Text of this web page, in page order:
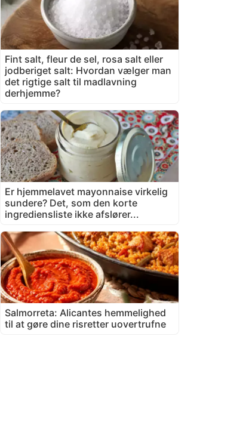
Fint salt, fleur de sel, rosa salt eller
jodberiget salt: Hvordan vælger man
det rigtige salt til madlavning
derhjemme?
Er hjemmelavet mayonnaise virkelig
sundere? Det, som den korte
ingrediensliste ikke afslører...
Salmorreta: Alicantes hemmelighed
til at gøre dine risretter uovertrufne